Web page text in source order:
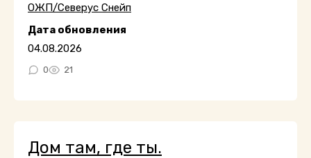
ОЖП/Северус Снейп
Дата обновления
04.08.2026
0 21
Дом там, где ты.